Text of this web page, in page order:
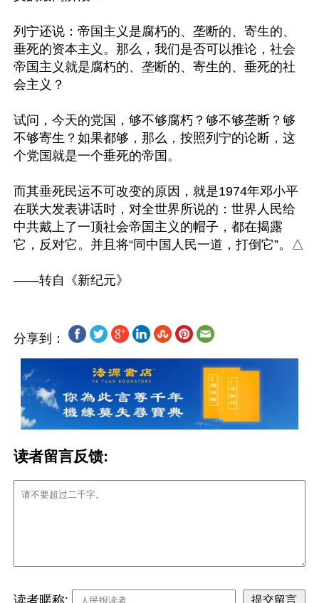
列宁还说：帝国主义是腐朽的、垄断的、寄生的、
垂死的资本主义。那么，我们是否可以推论，社会
帝国主义就是腐朽的、垄断的、寄生的、垂死的社
会主义？
试问，今天的党国，够不够腐朽？够不够垄断？够
不够寄生？如果都够，那么，按照列宁的论断，这
个党国就是一个垂死的帝国。
而其垂死民运不可改变的原因，就是1974年邓小平
在联大发表讲话时，对全世界所说的：世界人民给
中共戴上了一顶社会帝国主义的帽子，都在揭露
它，反对它。并且将“同中国人民一道，打倒它”。△
分享到：
读者留言反馈:
读者暱称: